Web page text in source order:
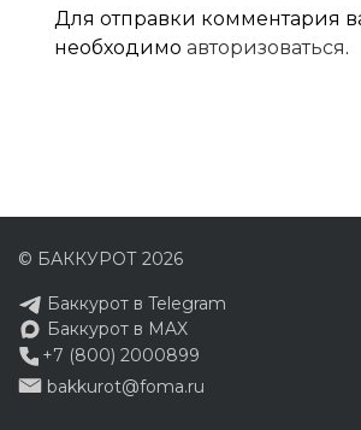
Для отправки комментария
необходимо авторизоваться.
© БАККУРОТ 2026
Баккурот в Telegram
Баккурот в MAX
+7 (800) 2000899
bakkurot@foma.ru